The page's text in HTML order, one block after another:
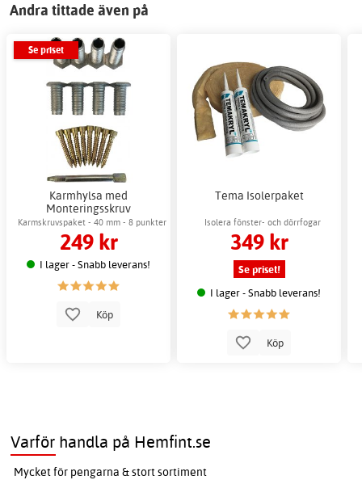
Andra tittade även på
Se priset
Karmhylsa med
Monteringsskruv
Karmskruvspaket - 40 mm - 8 punkter
249 kr
I lager - Snabb leverans!
Köp
Tema Isolerpaket
Isolera fönster- och dörrfogar
349 kr
Se priset!
I lager - Snabb leverans!
Köp
Varför handla på Hemfint.se
Mycket för pengarna & stort sortiment